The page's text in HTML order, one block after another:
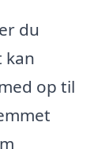
du
kan
op til